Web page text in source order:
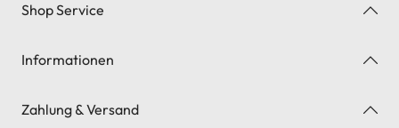
Shop Service
Informationen
Zahlung & Versand